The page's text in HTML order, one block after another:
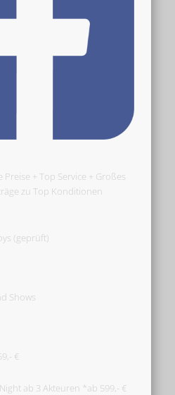
+ Top Service + Großes
zu Top Konditionen
(geprüft)
Shows
€
ab 3 Akteuren *ab 599,- €